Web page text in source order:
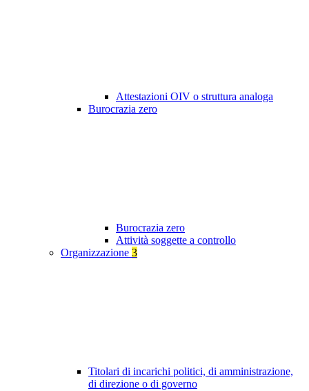
Attestazioni OIV o struttura analoga
Burocrazia zero
Burocrazia zero
Attività soggette a controllo
Organizzazione 3
Titolari di incarichi politici, di amministrazione,
di direzione o di governo